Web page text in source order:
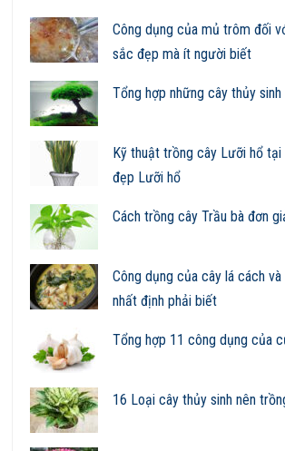
Công dụng của mủ trôm đối
sắc đẹp mà ít người biết
Tổng hợp những cây thủy
Kỹ thuật trồng cây Lưỡi hổ tại
đẹp Lưỡi hổ
Cách trồng cây Trầu bà đơn
Công dụng của cây lá cách
nhất định phải biết
Tổng hợp 11 công dụng của
16 Loại cây thủy sinh nên